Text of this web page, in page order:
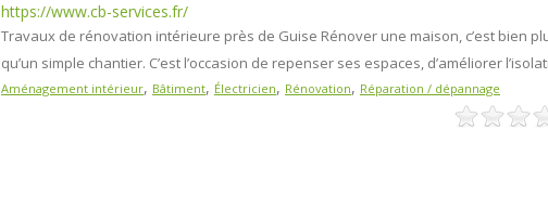
https://www.cb-services.fr/
Travaux de rénovation intérieure près de Guise Rénover une maison, c’est bien
qu’un simple chantier. C’est l’occasion de repenser ses espaces, d’améliorer
Aménagement intérieur, Bâtiment, Électricien, Rénovation, Réparation / dépannage